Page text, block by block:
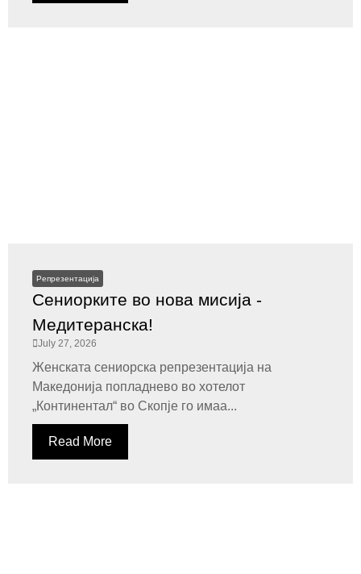
Репрезентација
Сениорките во нова мисија -
Медитеранска!
July 27, 2026
Женската сениорска репрезентација на
Македонија попладнево во хотелот
„Континентал“ во Скопје го имаа...
Read More